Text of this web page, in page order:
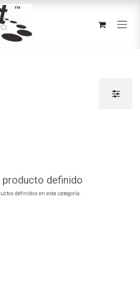
producto definido
definidos en esta categoría.